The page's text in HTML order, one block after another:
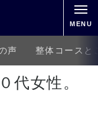
MENU
声 整体コースと
女性。その後・・・
代女性。